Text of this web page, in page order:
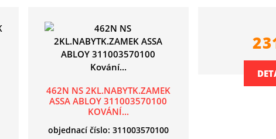
462N NS 2KL.NABYTK.ZAMEK
ASSA ABLOY 311003570100
KOVÁNÍ...
objednací číslo: 311003570100